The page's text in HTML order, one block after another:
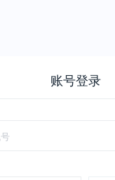
账号登录